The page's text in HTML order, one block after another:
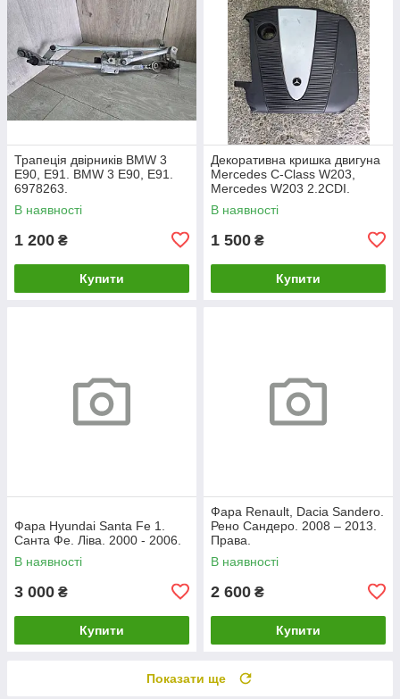
Трапеція двірників BMW 3
E90, E91. BMW 3 Е90, Е91.
6978263.
В наявності
1 200 ₴
Купити
Декоративна кришка двигуна
Mercedes C-Class W203,
Mercedes W203 2.2CDI.
A6460100467.
В наявності
1 500 ₴
Купити
Фара Hyundai Santa Fe 1.
Санта Фе. Ліва. 2000 - 2006.
В наявності
3 000 ₴
Купити
Фара Renault, Dacia Sandero.
Рено Сандеро. 2008 – 2013.
Права.
В наявності
2 600 ₴
Купити
Показати ще